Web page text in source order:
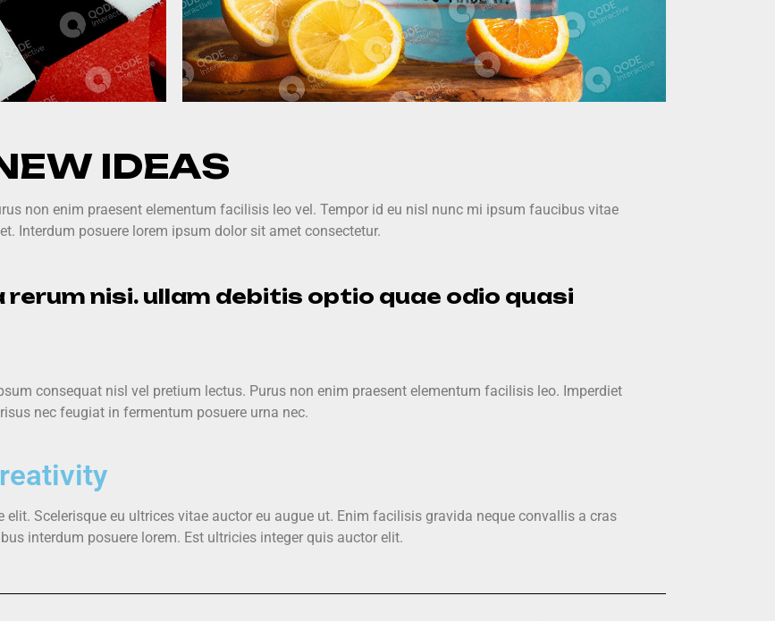
IDEAS
non enim praesent elementum facilisis leo vel. Tempor id eu nisl nunc mi ipsum faucibus vitae
Interdum posuere lorem ipsum dolor sit amet consectetur.
rerum nisi. ullam debitis optio quae odio quasi
consequat nisl vel pretium lectus. Purus non enim praesent elementum facilisis leo. Imperdiet
nec feugiat in fermentum posuere urna nec.
Scelerisque eu ultrices vitae auctor eu augue ut. Enim facilisis gravida neque convallis a cras
interdum posuere lorem. Est ultricies integer quis auctor elit.